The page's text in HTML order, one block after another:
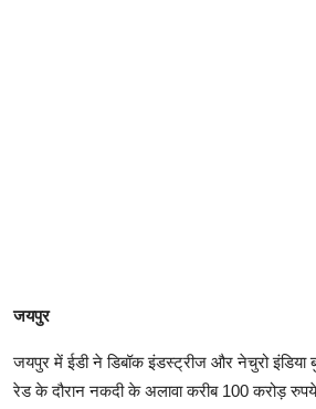
जयपुर
जयपुर में ईडी ने डिबॉक इंडस्ट्रीज और नेचुरो इंडिया
रेड के दौरान नकदी के अलावा करीब 100 करोड़ रुपये